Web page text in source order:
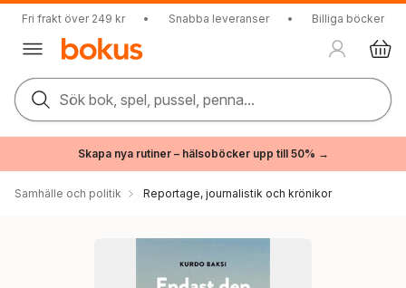
Fri frakt över 249 kr • Snabba leveranser • Billiga böcker
Sök bok, spel, pussel, penna...
Skapa nya rutiner – hälsoböcker upp till 50% →
Samhälle och politik Reportage, journalistik och krönikor